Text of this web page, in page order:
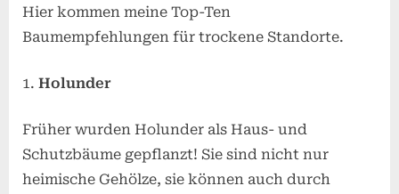
Hier kommen meine Top-Ten
Baumempfehlungen für trockene Standorte.
Holunder
Früher wurden Holunder als Haus- und
Schutzbäume gepflanzt! Sie sind nicht nur
heimische Gehölze, sie können auch durch